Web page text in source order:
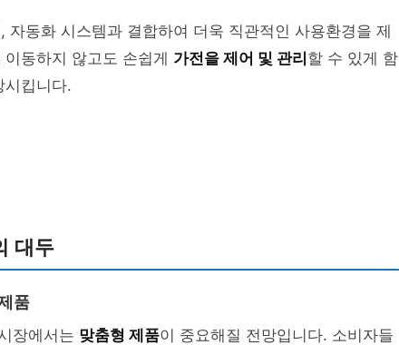
자동화 시스템과 결합하여 더욱 직관적인 사용환경을 제
동하지 않고도 손쉽게 가전을 제어 및 관리 할 수 있게 함
시킵니다.
대두
품
장에서는 맞춤형 제품이 중요해질 전망입니다. 소비자들